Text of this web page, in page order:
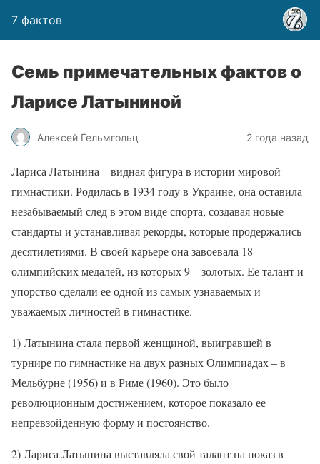
7 фактов
Семь примечательных фактов о
Ларисе Латыниной
Алексей Гельмгольц 2 года назад
Лариса Латынина – видная фигура в истории мировой
гимнастики. Родилась в 1934 году в Украине, она оставила
незабываемый след в этом виде спорта, создавая новые
стандарты и устанавливая рекорды, которые продержались
десятилетиями. В своей карьере она завоевала 18
олимпийских медалей, из которых 9 – золотых. Ее талант и
упорство сделали ее одной из самых узнаваемых и
уважаемых личностей в гимнастике.
1) Латынина стала первой женщиной, выигравшей в
турнире по гимнастике на двух разных Олимпиадах – в
Мельбурне (1956) и в Риме (1960). Это было
революционным достижением, которое показало ее
непревзойденную форму и постоянство.
2) Лариса Латынина выставляла свой талант на показ в